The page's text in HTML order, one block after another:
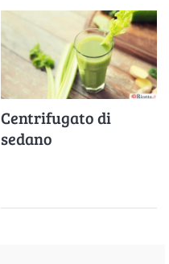
Centrifugato di
sedano